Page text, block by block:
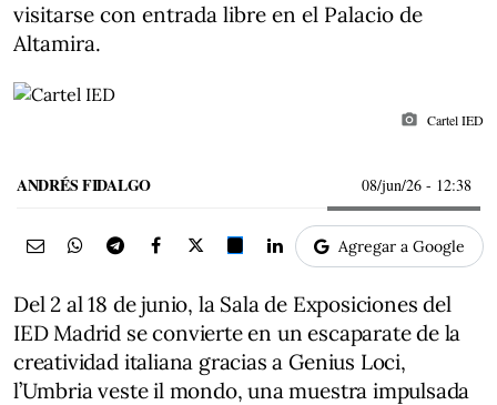
visitarse con entrada libre en el Palacio de
Altamira.
photo_camera Cartel IED
ANDRÉS FIDALGO 08/jun/26 - 12:38
Agregar a Google
Del 2 al 18 de junio, la Sala de Exposiciones del
IED Madrid se convierte en un escaparate de la
creatividad italiana gracias a Genius Loci,
l’Umbria veste il mondo, una muestra impulsada